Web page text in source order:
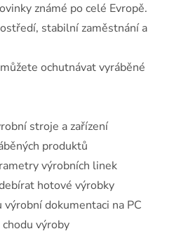
známé po celé Evropě.
stabilní zaměstnání a
ochutnávat vyráběné
stroje a zařízení
produktů
výrobních linek
hotové výrobky
dokumentaci na PC
výroby